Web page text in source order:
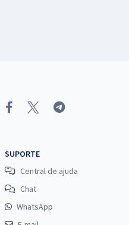
SUPORTE
Central de ajuda
Chat
WhatsApp